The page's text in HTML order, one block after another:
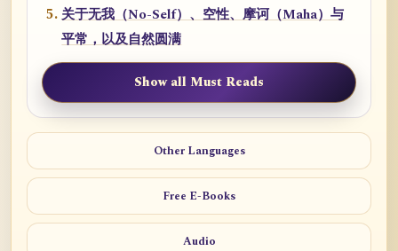
关于无我（No-Self）、空性、摩诃（Maha）与
平常，以及自然圆满
Show all Must Reads
Other Languages
Free E-Books
Audio